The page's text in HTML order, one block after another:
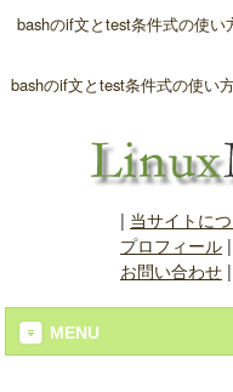
bashのif文とtest条件式の使
bashのif文とtest条件式の使い
| 当サイトに
プロフィール|
お問い合わせ|
MENU